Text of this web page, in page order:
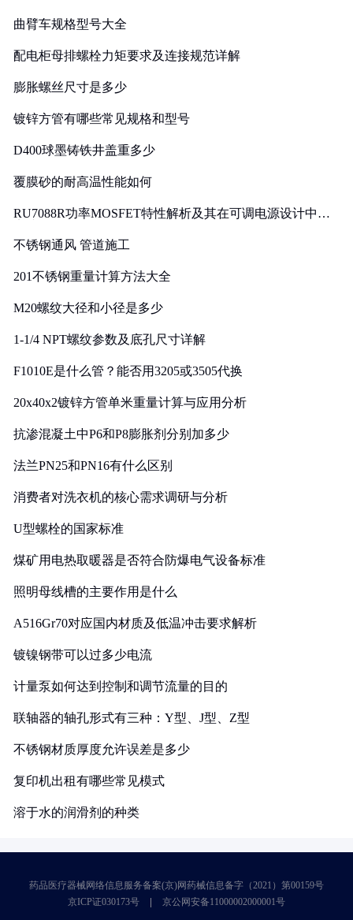
曲臂车规格型号大全
配电柜母排螺栓力矩要求及连接规范详解
膨胀螺丝尺寸是多少
镀锌方管有哪些常见规格和型号
D400球墨铸铁井盖重多少
覆膜砂的耐高温性能如何
RU7088R功率MOSFET特性解析及其在可调电源设计中的
不锈钢通风 管道施工
201不锈钢重量计算方法大全
M20螺纹大径和小径是多少
1-1/4 NPT螺纹参数及底孔尺寸详解
F1010E是什么管？能否用3205或3505代换
20x40x2镀锌方管单米重量计算与应用分析
抗渗混凝土中P6和P8膨胀剂分别加多少
法兰PN25和PN16有什么区别
消费者对洗衣机的核心需求调研与分析
U型螺栓的国家标准
煤矿用电热取暖器是否符合防爆电气设备标准
照明母线槽的主要作用是什么
A516Gr70对应国内材质及低温冲击要求解析
镀镍钢带可以过多少电流
计量泵如何达到控制和调节流量的目的
联轴器的轴孔形式有三种：Y型、J型、Z型
不锈钢材质厚度允许误差是多少
复印机出租有哪些常见模式
溶于水的润滑剂的种类
药品医疗器械网络信息服务备案(京)网药械信息备字（2021）第00159号
京ICP证030173号
京公网安备11000002000001号